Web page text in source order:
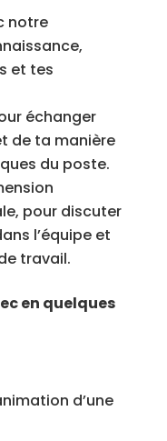
notre
et tes
échanger
de ta manière
du poste.
pour discuter
l’équipe et
travail.
en quelques
d’une